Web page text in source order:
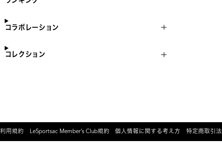
コラボレーション
コレクション
利用規約 LeSportsac Member’s Club規約 個人情報に関する考え方 特定商取引